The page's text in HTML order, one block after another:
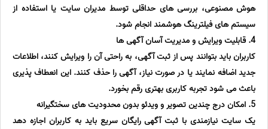
هوش مصنوعی، بررسی های حداقلی توسط مدیران سایت یا استفاده از
سیستم های فیلترینگ هوشمند انجام شود.
4. قابلیت ویرایش و مدیریت آسان آگهی ها
کاربران باید بتوانند پس از ثبت آگهی، به راحتی آن را ویرایش کنند، اطلاعات
جدید اضافه نمایند یا در صورت نیاز، آگهی را حذف کنند. این انعطاف پذیری
باعث می شود تجربه کاربری بهتری رقم بخورد.
5. امکان درج چندین تصویر و ویدئو بدون محدودیت های سختگیرانه
یک سایت نیازمندی با ثبت آگهی رایگان سریع باید به کاربران اجازه دهد